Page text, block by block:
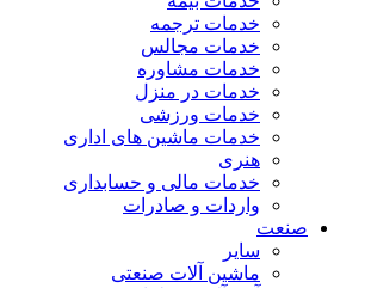
خدمات ترجمه
خدمات مجالس
خدمات مشاوره
خدمات در منزل
خدمات ورزشی
خدمات ماشین های اداری
هنری
خدمات مالی و حسابداری
واردات و صادرات
صنعت
سایر
ماشین آلات صنعتی